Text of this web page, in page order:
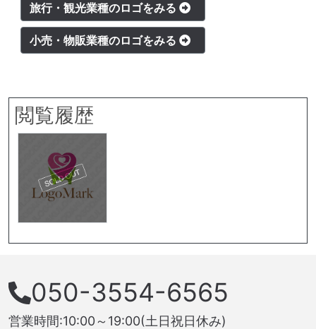
旅行・観光業種のロゴをみる
小売・物販業種のロゴをみる
閲覧履歴
050-3554-6565
営業時間:10:00～19:00(土日祝日休み)